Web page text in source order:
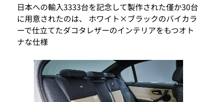
日本への輸入3333台を記念して製作された僅か30台
に用意されたのは、 ホワイト×ブラックのバイカラ
ーで仕立てたダコタレザーのインテリアをもつオト
ナな仕様